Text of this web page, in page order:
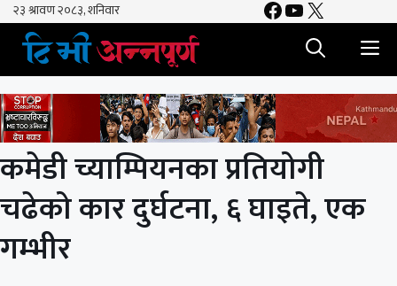
Skip
content
Facebook
YouTube
X
कमेडी च्याम्पियनका प्रतियोगी
चढेको कार दुर्घटना, ६ घाइते, एक
गम्भीर